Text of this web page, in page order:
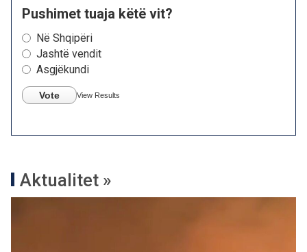
Pushimet tuaja këtë vit?
Në Shqipëri
Jashtë vendit
Asgjëkundi
Vote View Results
Aktualitet »